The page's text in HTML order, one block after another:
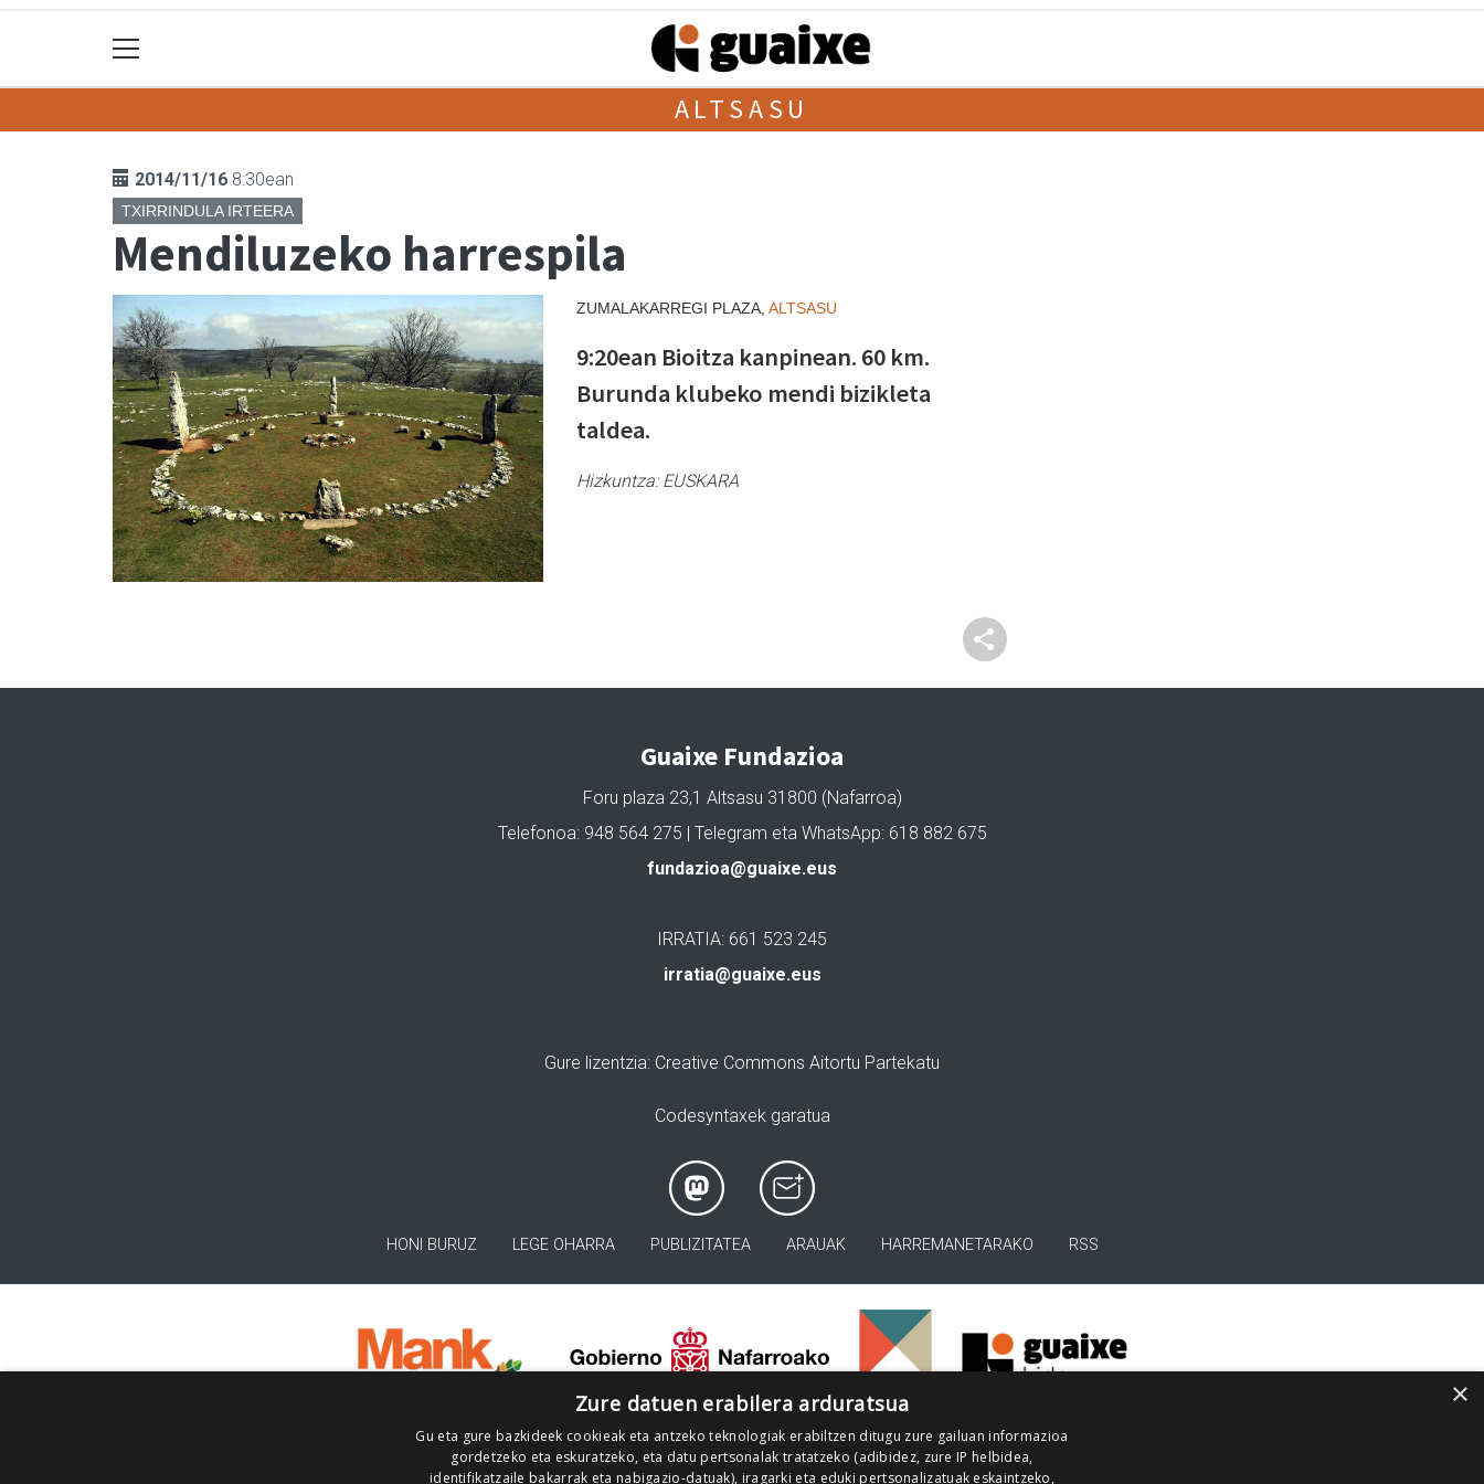
ALTSASU
2014/11/16 8:30ean
TXIRRINDULA IRTEERA
Mendiluzeko harrespila
ZUMALAKARREGI PLAZA, ALTSASU
9:20ean Bioitza kanpinean. 60 km.
Burunda klubeko mendi bizikleta
taldea.
Hizkuntza:EUSKARA
Guaixe Fundazioa
Foru plaza 23,1 Altsasu 31800 (Nafarroa)
Telefonoa: 948 564 275 | Telegram eta WhatsApp: 618 882 675
fundazioa@guaixe.eus
IRRATIA: 661 523 245
irratia@guaixe.eus
Gure lizentzia: Creative Commons Aitortu Partekatu
Codesyntaxek garatua
HONI BURUZ LEGE OHARRA PUBLIZITATEA ARAUAK HARREMANETARAKO RSS
×
Zure datuen erabilera arduratsua
Gu eta gure bazkideek cookieak eta antzeko teknologiak erabiltzen ditugu zure gailuan informazioa
gordetzeko eta eskuratzeko, eta datu pertsonalak tratatzeko (adibidez, zure IP helbidea,
identifikatzaile bakarrak eta nabigazio-datuak), iragarki eta eduki pertsonalizatuak eskaintzeko,